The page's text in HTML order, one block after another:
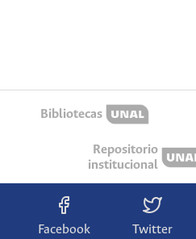
Bibliotecas
Repositorio
institucional
Facebook Twitter